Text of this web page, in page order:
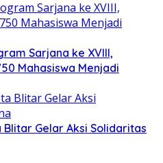
Sarjana ke XVIII,
Mahasiswa Menjadi
Blitar Gelar Aksi Solidaritas